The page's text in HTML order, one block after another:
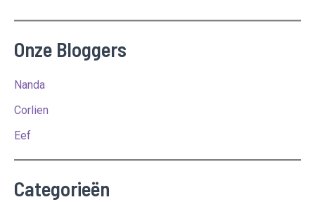
Onze Bloggers
Nanda
Corlien
Eef
Categorieën